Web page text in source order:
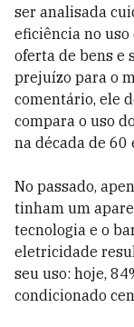
ser analisada
eficiência no
oferta de bens e
prejuízo para o
comentário, ele
compara o uso
na década de 60
No passado,
tinham um
tecnologia e o
eletricidade
seu uso: hoje,
condicionado